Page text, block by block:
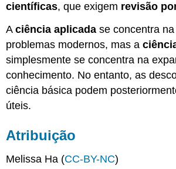
científicas, que exigem revisão
Aciência aplicada se concentra
problemas modernos, mas a
simplesmente se concentra na
conhecimento. No entanto, as
ciência básica podem
úteis.
Atribuição
Melissa Ha (CC-BY-NC)